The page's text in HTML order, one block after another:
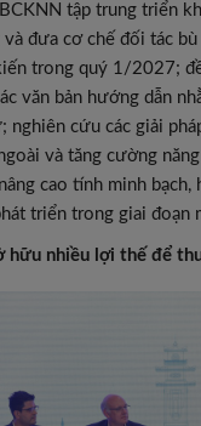
tập trung triển
đưa cơ chế đối tác
trong quý 1/2027;
văn bản hướng dẫn
nghiên cứu các giải
và tăng cường
cao tính minh bạch,
triển trong giai đoạn
hữu nhiều lợi thế để